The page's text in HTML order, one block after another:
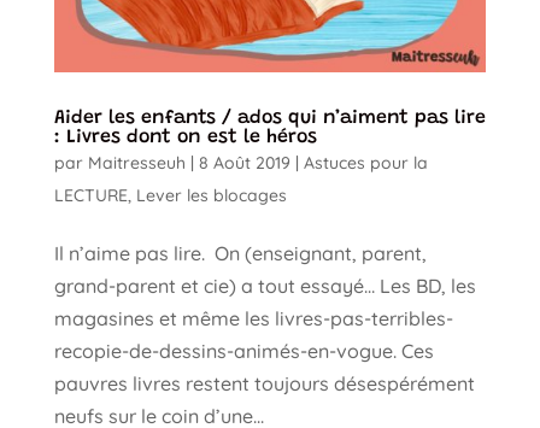
Aider les enfants / ados qui n’aiment pas lire
: Livres dont on est le héros
par Maitresseuh | 8 Août 2019 | Astuces pour la
LECTURE, Lever les blocages
Il n’aime pas lire. On (enseignant, parent,
grand-parent et cie) a tout essayé… Les BD, les
magasines et même les livres-pas-terribles-
recopie-de-dessins-animés-en-vogue. Ces
pauvres livres restent toujours désespérément
neufs sur le coin d’une...